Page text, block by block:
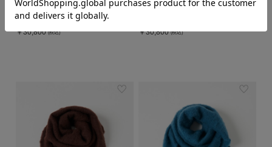
Faliero Sarti
KAT TRIANGLE STOLE
￥30,800 (税込)
Faliero Sarti
￥30,800 (税込)